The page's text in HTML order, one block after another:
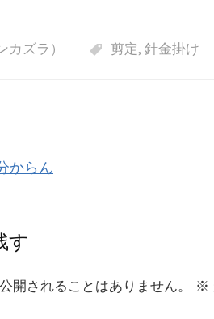
ズラ） 剪定, 針金掛け
からん
す
開されることはありません。 ※